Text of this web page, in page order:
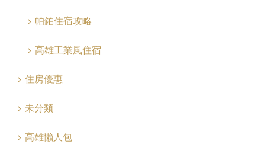
帕鉑住宿攻略
高雄工業風住宿
住房優惠
未分類
高雄懶人包